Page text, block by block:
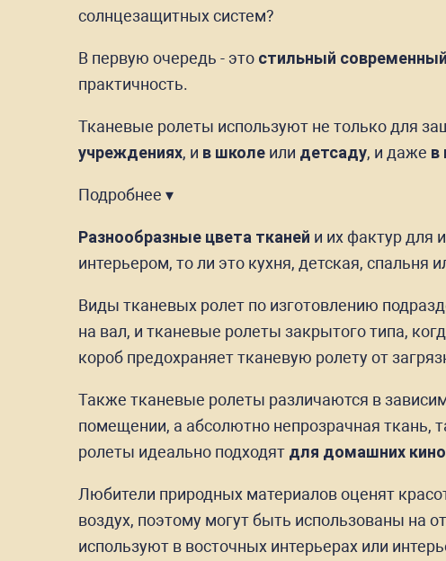
солнцезащитных систем?
В первую очередь - это стильный
практичность.
Тканевые ролеты используют не только для
учреждениях, и в школе или детсаду, и даже в
Подробнее ▾
Разнообразные цвета тканей и их фактур для
интерьером, то ли это кухня, детская, спальня
Виды тканевых ролет по изготовлению
на вал, и тканевые ролеты закрытого типа,
короб предохраняет тканевую ролету от
Также тканевые ролеты различаются в
помещении, а абсолютно непрозрачная ткань,
ролеты идеально подходят для домашних
Любители природных материалов оценят
воздух, поэтому могут быть использованы на
используют в восточных интерьерах или